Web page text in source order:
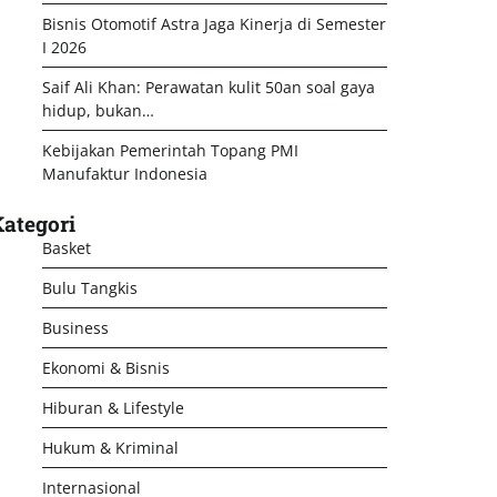
Bisnis Otomotif Astra Jaga Kinerja di Semester
I 2026
Saif Ali Khan: Perawatan kulit 50an soal gaya
hidup, bukan…
Kebijakan Pemerintah Topang PMI
Manufaktur Indonesia
Basket
Bulu Tangkis
Business
Ekonomi & Bisnis
Hiburan & Lifestyle
Hukum & Kriminal
Internasional